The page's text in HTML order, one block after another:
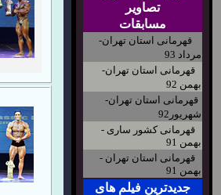
تصاویر
مسابقات
قهرمانی استان تهران-
مرداد 93
قهرمانی استان تهران-
بهمن 92
قهرمانی استان تهران-
شهریور92
قهرمانی کشور ساری -
بهمن 91
قهرمانی استان تهران -
بهمن 91
جدیدترین فیلم های